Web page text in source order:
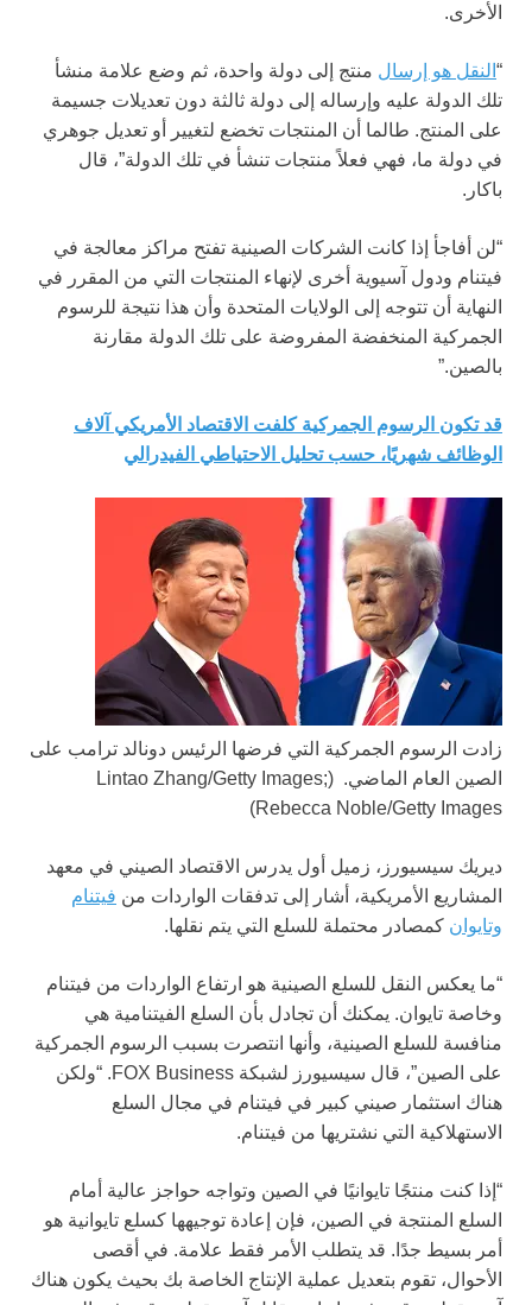
الأخرى.
“ النقل هو إرسال منتج إلى دولة واحدة، ثم وضع علامة منشأ
تلك الدولة عليه وإرساله إلى دولة ثالثة دون تعديلات جسيمة
على المنتج. طالما أن المنتجات تخضع لتغيير أو تعديل جوهري
في دولة ما، فهي فعلاً منتجات تنشأ في تلك الدولة”، قال
باكار.
“لن أفاجأ إذا كانت الشركات الصينية تفتح مراكز معالجة في
فيتنام ودول آسيوية أخرى لإنهاء المنتجات التي من المقرر في
النهاية أن تتوجه إلى الولايات المتحدة وأن هذا نتيجة للرسوم
الجمركية المنخفضة المفروضة على تلك الدولة مقارنة
بالصين.”
قد تكون الرسوم الجمركية كلفت الاقتصاد الأمريكي آلاف
الوظائف شهريًا، حسب تحليل الاحتياطي الفيدرالي
زادت الرسوم الجمركية التي فرضها الرئيس دونالد ترامب على
الصين العام الماضي.
(Lintao Zhang/Getty Images;
Rebecca Noble/Getty Images)
ديريك سيسيورز، زميل أول يدرس الاقتصاد الصيني في معهد
المشاريع الأمريكية، أشار إلى تدفقات الواردات من فيتنام
وتايوان كمصادر محتملة للسلع التي يتم نقلها.
“ما يعكس النقل للسلع الصينية هو ارتفاع الواردات من فيتنام
وخاصة تايوان. يمكنك أن تجادل بأن السلع الفيتنامية هي
منافسة للسلع الصينية، وأنها انتصرت بسبب الرسوم الجمركية
على الصين”، قال سيسيورز لشبكة FOX Business. “ولكن
هناك استثمار صيني كبير في فيتنام في مجال السلع
الاستهلاكية التي نشتريها من فيتنام.
“إذا كنت منتجًا تايوانيًا في الصين وتواجه حواجز عالية أمام
السلع المنتجة في الصين، فإن إعادة توجيهها كسلع تايوانية هو
أمر بسيط جدًا. قد يتطلب الأمر فقط علامة. في أقصى
الأحوال، تقوم بتعديل عملية الإنتاج الخاصة بك بحيث يكون هناك